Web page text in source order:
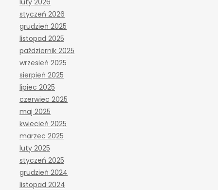
styczeń 2026
grudzień 2025
listopad 2025
październik 2025
wrzesień 2025
sierpień 2025
lipiec 2025
czerwiec 2025
maj 2025
kwiecień 2025
marzec 2025
luty 2025
styczeń 2025
grudzień 2024
listopad 2024